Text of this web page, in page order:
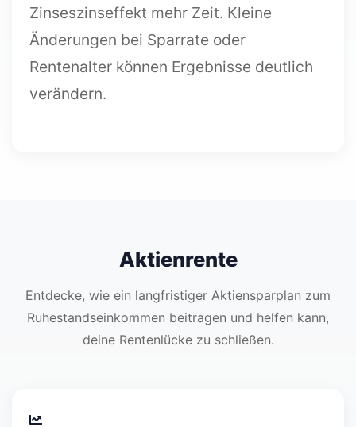
Zinseszinseffekt mehr Zeit. Kleine
Änderungen bei Sparrate oder
Rentenalter können Ergebnisse deutlich
verändern.
Aktienrente
Entdecke, wie ein langfristiger Aktiensparplan zum
Ruhestandseinkommen beitragen und helfen kann,
deine Rentenlücke zu schließen.